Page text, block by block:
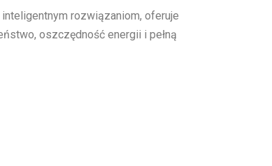
rozwiązaniom, oferuje
oszczędność energii i pełną